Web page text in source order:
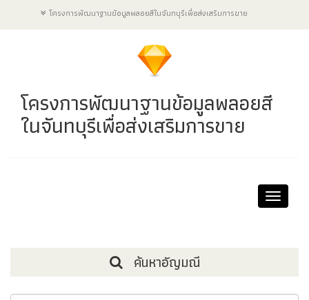
โครงการพัฒนาฐานข้อมูลพลอยสีในจันทบุรีเพื่อส่งเสริมการขาย
โครงการพัฒนาฐานข้อมูลพลอยสี
ในจันทบุรีเพื่อส่งเสริมการขาย
Toggle
ค้นหาอัญมณี